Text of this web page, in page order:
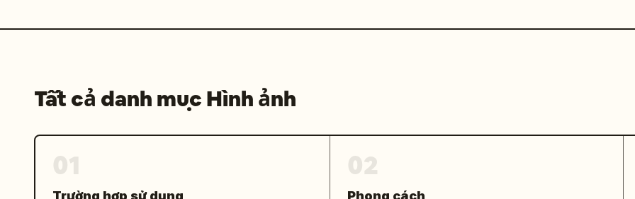
Tất cả danh mục Hình ảnh
Trường hợp sử dụng Phong cách